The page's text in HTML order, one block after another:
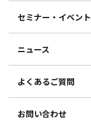
セミナー・イベント
ニュース
よくあるご質問
お問い合わせ